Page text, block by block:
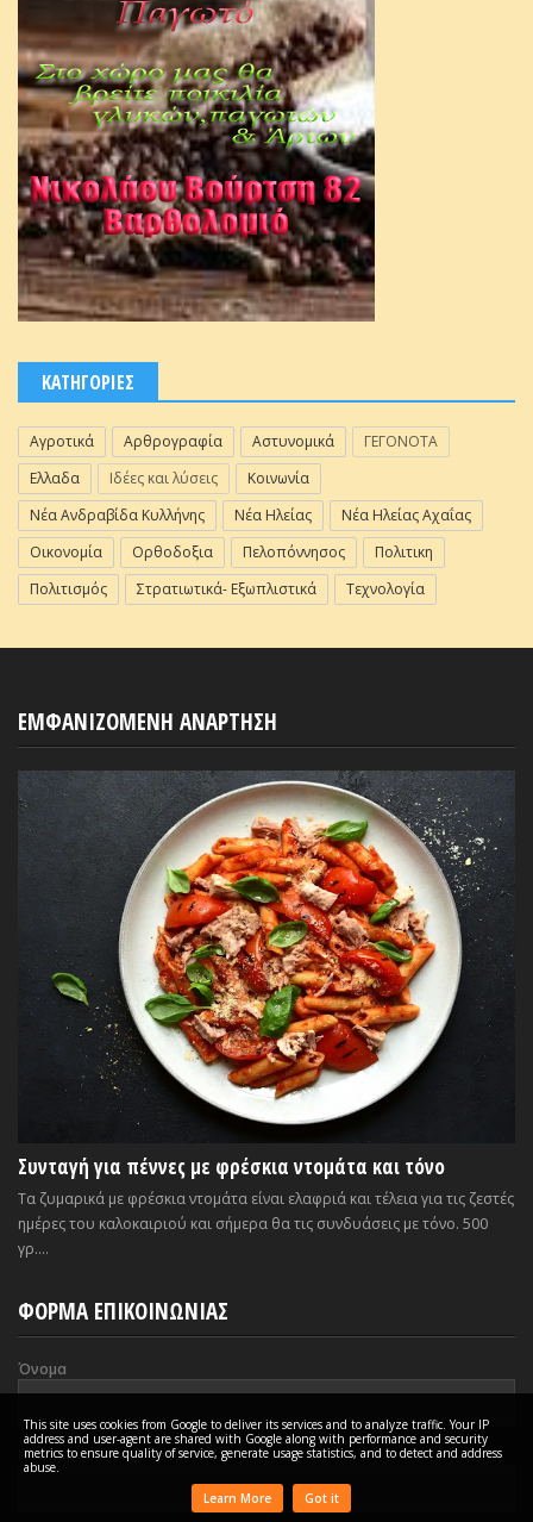
ΚΑΤΗΓΟΡΙΕΣ
Αγροτικά Αρθρογραφία Αστυνομικά
ΓΕΓΟΝΟΤΑ
Ελλαδα
Ιδέες και λύσεις
Κοινωνία
Νέα Ανδραβίδα Κυλλήνης
Νέα Ηλείας
Νέα Ηλείας Αχαΐας
Οικονομία
Ορθοδοξια Πελοπόννησος
Πολιτικη
Πολιτισμός
Στρατιωτικά- Εξωπλιστικά Τεχνολογία
ΕΜΦΑΝΙΖΟΜΕΝΗ ΑΝΑΡΤΗΣΗ
Συνταγή για πέννες με φρέσκια ντομάτα και τόνο
Τα ζυμαρικά με φρέσκια ντομάτα είναι ελαφριά και τέλεια για τις ζεστές
ημέρες του καλοκαιριού και σήμερα θα τις συνδυάσεις με τόνο. 500
γρ....
ΦΟΡΜΑ ΕΠΙΚΟΙΝΩΝΙΑΣ
Όνομα
Ηλεκτρονικό ταχυδρομείο*
This site uses cookies from Google to deliver its services and to analyze traffic. Your IP
address and user-agent are shared with Google along with performance and security
metrics to ensure quality of service, generate usage statistics, and to detect and address
abuse.
Learn More
Got it